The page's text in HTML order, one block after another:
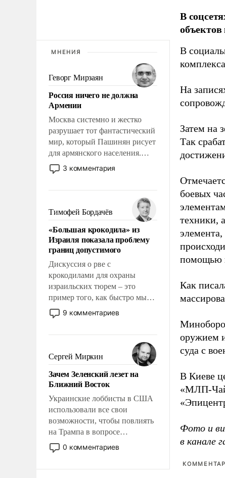
МНЕНИЯ
Геворг Мирзаян
Россия ничего не должна
Армении
Москва системно и жестко
разрушает тот фантастический
мир, который Пашинян рисует
для армянского населения.
Мир, где этому населению все
должны просто по
политические прожекты будут
беспрекословно оплачиваться
за счет российских
налогоплательщиков и где за
свои поступки не нужно
отвечать.
3 комментария
Тимофей Бордачёв
«Большая крокодила» из
Израиля показала проблему
границ допустимого
Дискуссия о рве с
крокодилами для охраны
израильских тюрем – это
пример того, как быстро мы
двигаемся по пути
революционных изменений.
псевдонаучной фантастики,
стало всерьез обсуждаемой
идеей.
9 комментариев
Сергей Миркин
Зачем Зеленский лезет на
Ближний Восток
Украинские лоббисты в США
использовали все свои
возможности, чтобы повлиять
на Трампа в вопросе
предоставления вооружений
своим нанимателям. Вероятно,
0 комментариев
В
В
На
Затем на
Так
боевых
техники,
помощью
Как
оружием
суда с
В Киеве
«МЛП-
Фото и
в канале